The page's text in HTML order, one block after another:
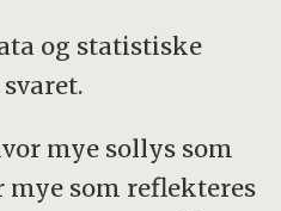
og statistiske
mye sollys som
som reflekteres